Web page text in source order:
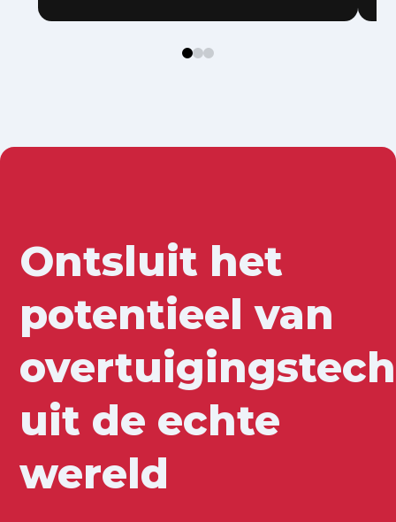
01 2
Ontsluit het
potentieel van
uit de echte
wereld